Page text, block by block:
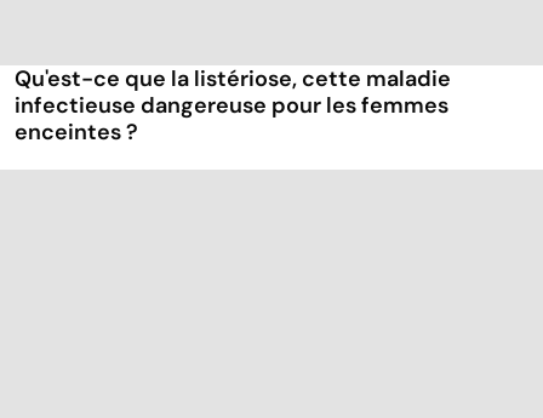
Qu'est-ce que la listériose, cette maladie
infectieuse dangereuse pour les femmes
enceintes ?